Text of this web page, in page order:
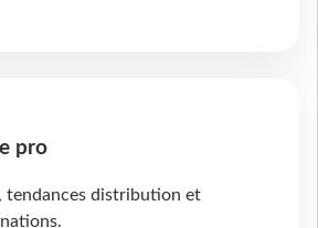
pro
tendances distribution et